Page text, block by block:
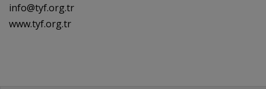
info@tyf.org.tr
www.tyf.org.tr